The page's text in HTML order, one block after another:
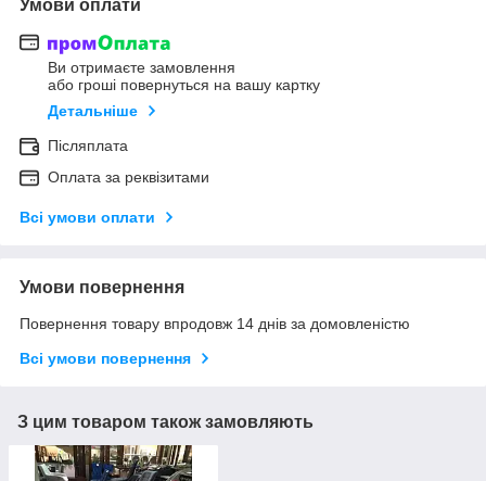
Умови оплати
Ви отримаєте замовлення
або гроші повернуться на вашу картку
Детальніше
Післяплата
Оплата за реквізитами
Всі умови оплати
Умови повернення
Повернення товару впродовж 14 днів за домовленістю
Всі умови повернення
З цим товаром також замовляють